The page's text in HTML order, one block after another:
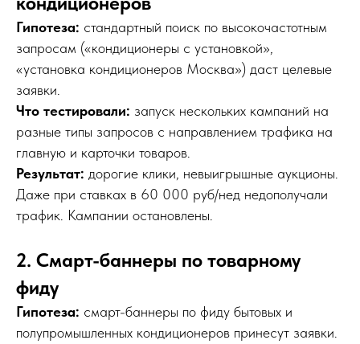
Гипотеза: стандартный поиск по высокочастотным
запросам («кондиционеры с установкой»,
«установка кондиционеров Москва») даст целевые
заявки.
Что тестировали: запуск нескольких кампаний на
разные типы запросов с направлением трафика на
главную и карточки товаров.
Результат: дорогие клики, невыигрышные аукционы.
Даже при ставках в 60 000 руб/нед недополучали
трафик. Кампании остановлены.
2. Смарт-баннеры по товарному
фиду
Гипотеза: смарт-баннеры по фиду бытовых и
полупромышленных кондиционеров принесут заявки.